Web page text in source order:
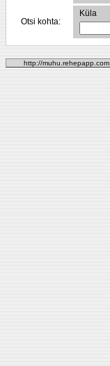
Otsi kohta:
Küla
http://muhu.rehepapp.com